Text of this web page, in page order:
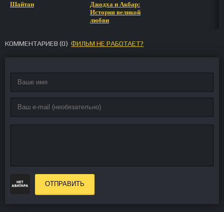
Шайтан
Джодха и Акбар:
История великой
любви
КОММЕНТАРИЕВ (0) ФИЛЬМ НЕ РАБОТАЕТ?
ОТПРАВИТЬ